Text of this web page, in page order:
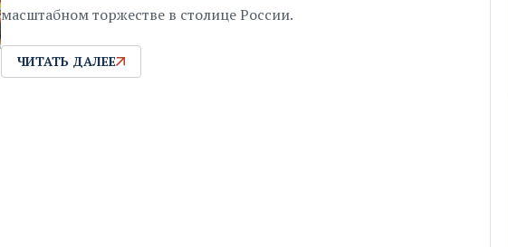
масштабном торжестве в столице России.
ЧИТАТЬ ДАЛЕЕ